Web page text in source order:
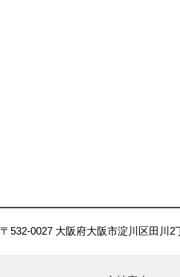
〒532-0027 大阪府大阪市淀川区田